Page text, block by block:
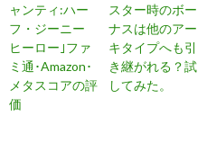
ャンティ:ハー
フ・ジーニー
ヒーロー｣ファ
ミ通･Amazon･
メタスコアの評
価
スター時のボー
ナスは他のアー
キタイプへも引
き継がれる？試
してみた。